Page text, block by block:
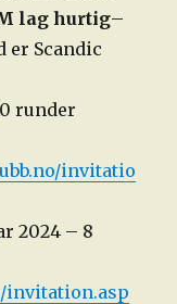
lag hurtig–
er Scandic
runder
invitatio
2024 – 8
invitation.asp